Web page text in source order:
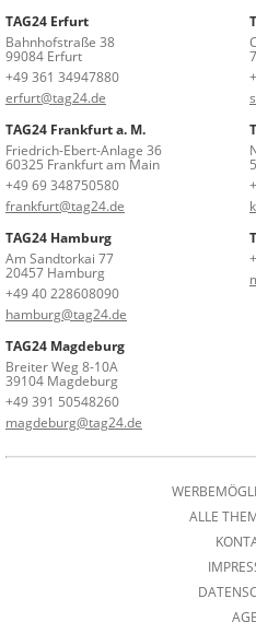
TAG24 Erfurt
Bahnhofstraße 38
99084 Erfurt
+49 361 34947880
erfurt@tag24.de
TAG24 Frankfurt a. M.
Friedrich-Ebert-Anlage 36
60325 Frankfurt am Main
+49 69 348750580
frankfurt@tag24.de
TAG24 Hamburg
Am Sandtorkai 77
20457 Hamburg
+49 40 228608090
hamburg@tag24.de
TAG24 Magdeburg
Breiter Weg 8-10A
39104 Magdeburg
+49 391 50548260
magdeburg@tag24.de
ALLE